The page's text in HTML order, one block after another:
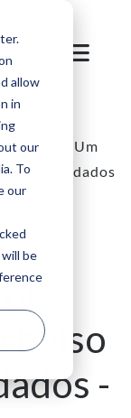
allow
in
our
To
our
be
Blog | Um
convidados
bolso
-